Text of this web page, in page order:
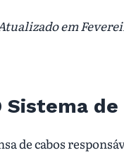
em
de cabos